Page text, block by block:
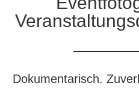
Dokumentarisch.